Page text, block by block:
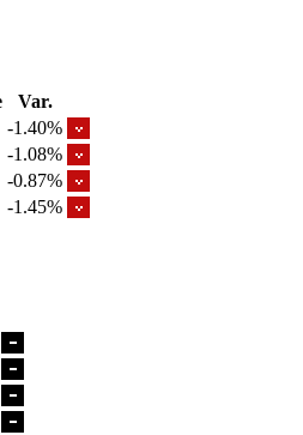
Var.
-1.40%
-1.08%
-0.87%
-1.45%